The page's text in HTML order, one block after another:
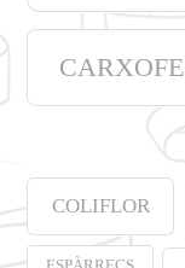
COLIFLOR